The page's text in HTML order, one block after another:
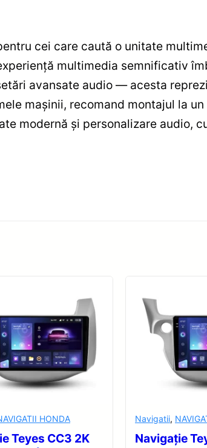
cei care caută o unitate
multimedia semnificativ
avansate audio — acesta
mașinii, recomand montajul la un
modernă și personalizare audio,
HONDA
Teyes CC3 2K
Navigatii,
Navigație